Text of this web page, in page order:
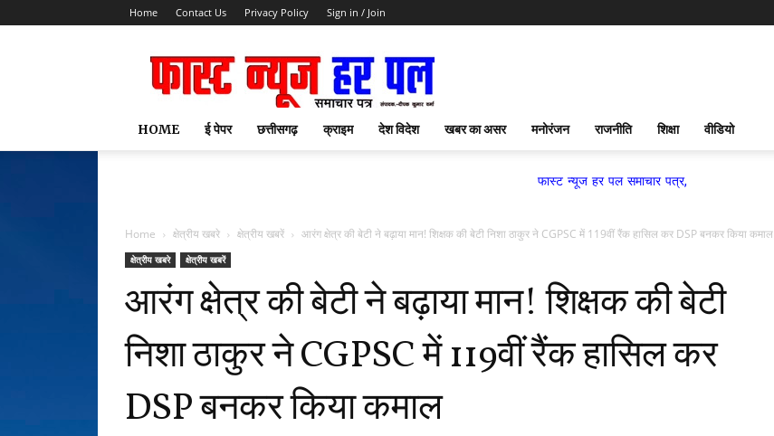
Home Contact Us Privacy Policy Sign in / Join
HOME ई पेपर छत्तीसगढ़ क्राइम देश विदेश खबर का असर मनोरंजन राजनीति शिक्षा वीडियो
फास्ट न्यूज हर पल समाचार पत्र,
Home क्षेत्रीय खबरे क्षेत्रीय खबरें आरंग क्षेत्र की बेटी ने बढ़ाया मान! शिक्षक की बेटी निशा ठाकुर ने CGPSC में 119वीं रैंक हासिल कर DSP बनकर किया कमाल
क्षेत्रीय खबरे क्षेत्रीय खबरें
आरंग क्षेत्र की बेटी ने बढ़ाया मान! शिक्षक की बेटी
निशा ठाकुर ने CGPSC में 119वीं रैंक हासिल कर
DSP बनकर किया कमाल